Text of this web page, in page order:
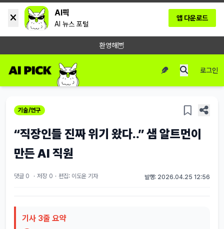
AI픽
AI 뉴스 포털
앱 다운로드
환영해🦉
로그인
기술/연구
“직장인들 진짜 위기 왔다..” 샘 알트먼이
만든 AI 직원
댓글 0 · 저장 0 · 편집: 이도윤 기자 발행: 2026.04.25 12:56
기사 3줄 요약